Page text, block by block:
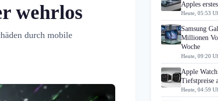
wehrlos
durch mobile
Apples
Heute, 05:53
Samsung
Millionen
Woche
Heute, 09:20
Apple
Tiefstpreise
Heute, 04:59